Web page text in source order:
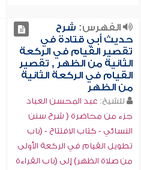
الفهرس: شرح
حديث أبي قتادة في
تقصير القيام في الركعة
الثانية من الظهر , تقصير
القيام في الركعة الثانية
من الظهر
للشيخ: عبد المحسن العباد
جزء من محاضرة ( شرح سنن
النسائي - كتاب الافتتاح - (باب
تطويل القيام في الركعة الأولى
من صلاة الظهر) إلى (باب القراءة